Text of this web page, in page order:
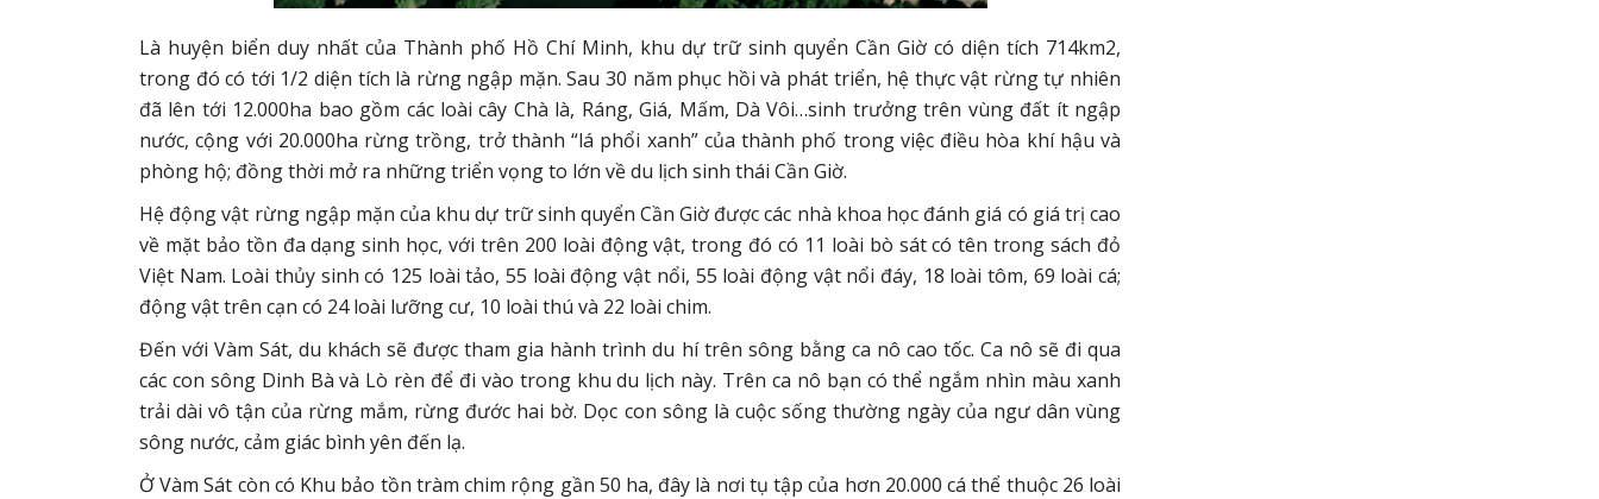
Là huyện biển duy nhất của Thành phố Hồ Chí Minh, khu dự trữ sinh quyển Cần Giờ có diện tích 714km2,
trong đó có tới 1/2 diện tích là rừng ngập mặn. Sau 30 năm phục hồi và phát triển, hệ thực vật rừng tự nhiên
đã lên tới 12.000ha bao gồm các loài cây Chà là, Ráng, Giá, Mấm, Dà Vôi…sinh trưởng trên vùng đất ít ngập
nước, cộng với 20.000ha rừng trồng, trở thành “lá phổi xanh” của thành phố trong việc điều hòa khí hậu và
phòng hộ; đồng thời mở ra những triển vọng to lớn về du lịch sinh thái Cần Giờ.
Hệ động vật rừng ngập mặn của khu dự trữ sinh quyển Cần Giờ được các nhà khoa học đánh giá có giá trị cao
về mặt bảo tồn đa dạng sinh học, với trên 200 loài động vật, trong đó có 11 loài bò sát có tên trong sách đỏ
Việt Nam. Loài thủy sinh có 125 loài tảo, 55 loài động vật nổi, 55 loài động vật nổi đáy, 18 loài tôm, 69 loài cá;
động vật trên cạn có 24 loài lưỡng cư, 10 loài thú và 22 loài chim.
Đến với Vàm Sát, du khách sẽ được tham gia hành trình du hí trên sông bằng ca nô cao tốc. Ca nô sẽ đi qua
các con sông Dinh Bà và Lò rèn để đi vào trong khu du lịch này. Trên ca nô bạn có thể ngắm nhìn màu xanh
trải dài vô tận của rừng mắm, rừng đước hai bờ. Dọc con sông là cuộc sống thường ngày của ngư dân vùng
sông nước, cảm giác bình yên đến lạ.
Ở Vàm Sát còn có Khu bảo tồn tràm chim rộng gần 50 ha, đây là nơi tụ tập của hơn 20.000 cá thể thuộc 26 loài